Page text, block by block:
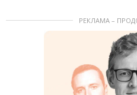
РЕКЛАМА –